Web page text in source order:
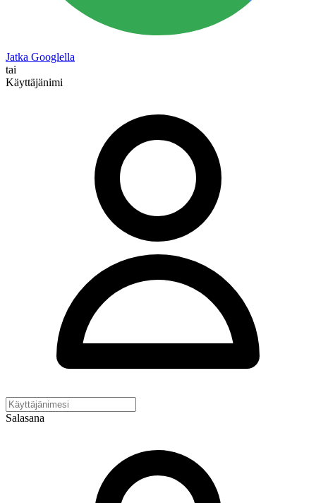
Jatka Googlella
tai
Käyttäjänimi
Salasana